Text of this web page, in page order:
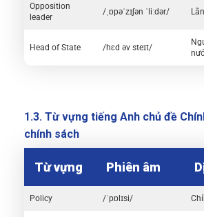
Opposition
leader
/ˌɒpəˈzɪʃən ˈliːdər/
Head of State /hɛd əv steɪt/
1.3. Từ vựng tiếng Anh chủ đề
chính sách
Từ vựng Phiên âm
Policy /ˈpɒlɪsi/